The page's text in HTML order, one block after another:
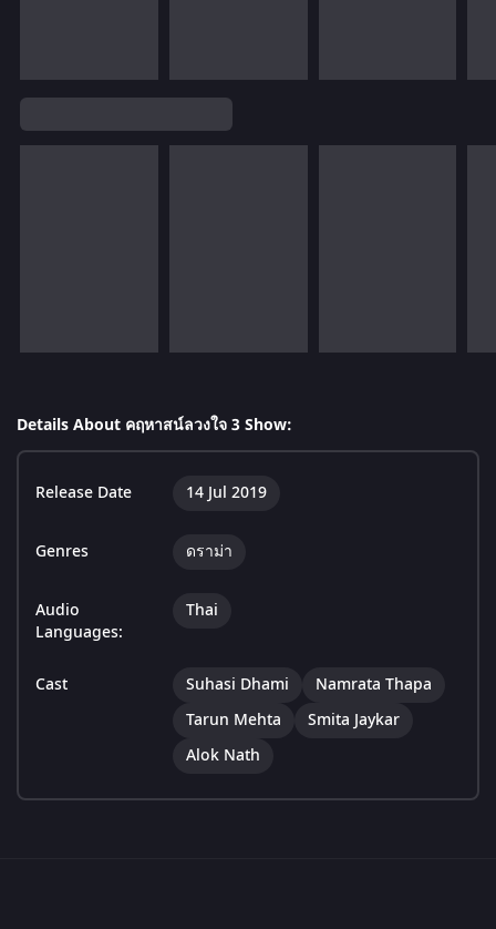
Details About คฤหาสน์ลวงใจ 3 Show:
Release Date 14 Jul 2019
Genres ดราม่า
Audio
Languages:
Thai
Cast Suhasi Dhami
Namrata Thapa
Tarun Mehta
Smita Jaykar
Alok Nath